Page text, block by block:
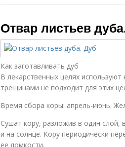
Отвар листьев
Как заготавливать дуб
В лекарственных целях
трещинами не подходит для этих
Время сбора коры: апрель-июнь.
Сушат кору, разложив в один
и на солнце. Кору периодически
ее ломкости.